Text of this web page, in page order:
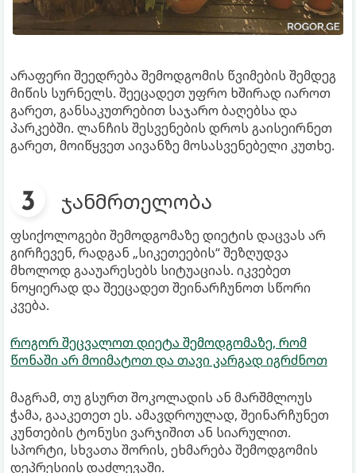
არაფერი შეედრება შემოდგომის წვიმების შემდეგ
მიწის სურნელს. შეეცადეთ უფრო ხშირად იაროთ
გარეთ, განსაკუთრებით საჯარო ბაღებსა და
პარკებში. ლანჩის შესვენების დროს გაისეირნეთ
გარეთ, მოიწყვეთ აივანზე მოსასვენებელი კუთხე.
ჯანმრთელობა
ფსიქოლოგები შემოდგომაზე დიეტის დაცვას არ
გირჩევენ, რადგან „სიკეთეების“ შეზღუდვა
მხოლოდ გააუარესებს სიტუაციას. იკვებეთ
ნოყიერად და შეეცადეთ შეინარჩუნოთ სწორი
კვება.
როგორ შეცვალოთ დიეტა შემოდგომაზე, რომ
წონაში არ მოიმატოთ და თავი კარგად იგრძნოთ
მაგრამ, თუ გსურთ შოკოლადის ან მარშმლოუს
ჭამა, გააკეთეთ ეს. ამავდროულად, შეინარჩუნეთ
კუნთების ტონუსი ვარჯიშით ან სიარულით.
სპორტი, სხვათა შორის, ეხმარება შემოდგომის
დეპრესიის დაძლევაში.